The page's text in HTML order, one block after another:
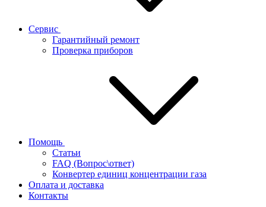
Сервис
Гарантийный ремонт
Проверка приборов
Помощь
Статьи
FAQ (Вопрос\ответ)
Конвертер единиц концентрации газа
Оплата и доставка
Контакты